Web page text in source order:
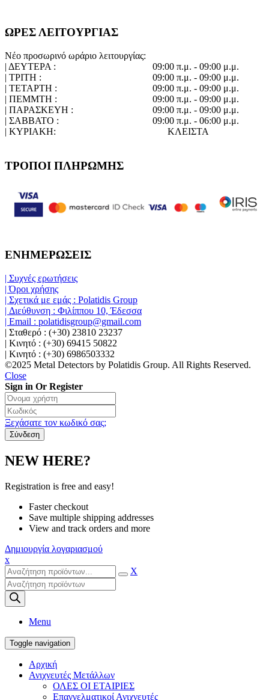
ΩΡΕΣ ΛΕΙΤΟΥΡΓΙΑΣ
Νέο προσωρινό ωράριο λειτουργίας:
| ΔΕΥΤΕΡΑ :
09:00 π.μ. - 09:00 μ.μ.
| ΤΡΙΤΗ :
09:00 π.μ. - 09:00 μ.μ.
| ΤΕΤΑΡΤΗ :
09:00 π.μ. - 09:00 μ.μ.
| ΠΕΜΜΤΗ :
09:00 π.μ. - 09:00 μ.μ.
| ΠΑΡΑΣΚΕΥΗ :
09:00 π.μ. - 09:00 μ.μ.
| ΣΑΒΒΑΤΟ :
09:00 π.μ. - 06:00 μ.μ.
| ΚΥΡΙΑΚΗ:
ΚΛΕΙΣΤΑ
ΤΡΟΠΟΙ ΠΛΗΡΩΜΗΣ
ΕΝΗΜΕΡΩΣΕΙΣ
| Συχνές ερωτήσεις
| Όροι χρήσης
| Σχετικά με εμάς : Polatidis Group
| Διεύθυνση : Φιλίππου 10, Έδεσσα
| Email : polatidisgroup@gmail.com
| Σταθερό : (+30) 23810 23237
| Κινητό : (+30) 69415 50822
| Κινητό : (+30) 6986503332
©2025 Metal Detectors by Polatidis Group. All Rights Reserved.
Close
Sign in Or Register
Ξεχάσατε τον κωδικό σας;
NEW HERE?
Registration is free and easy!
Faster checkout
Save multiple shipping addresses
View and track orders and more
Δημιουργία λογαριασμού
x
X
Products
search
Menu
Toggle navigation
Αρχική
Ανιχνευτές Μετάλλων
ΟΛΕΣ ΟΙ ΕΤΑΙΡΙΕΣ
Επαγγελματικοί Ανιχνευτές